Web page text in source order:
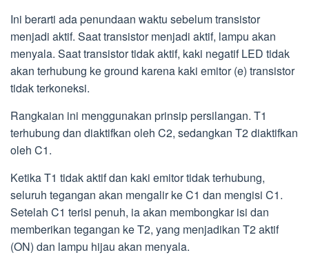
Ini berarti ada penundaan waktu sebelum transistor
menjadi aktif. Saat transistor menjadi aktif, lampu akan
menyala. Saat transistor tidak aktif, kaki negatif LED tidak
akan terhubung ke ground karena kaki emitor (e) transistor
tidak terkoneksi.
Rangkaian ini menggunakan prinsip persilangan. T1
terhubung dan diaktifkan oleh C2, sedangkan T2 diaktifkan
oleh C1.
Ketika T1 tidak aktif dan kaki emitor tidak terhubung,
seluruh tegangan akan mengalir ke C1 dan mengisi C1.
Setelah C1 terisi penuh, ia akan membongkar isi dan
memberikan tegangan ke T2, yang menjadikan T2 aktif
(ON) dan lampu hijau akan menyala.